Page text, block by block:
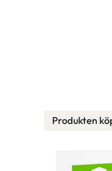
Produkten